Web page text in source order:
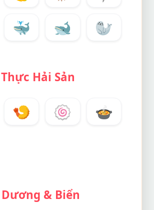
🐳 🐋 🦭
Hải Sản
🍤 🍥
🍲
& Biển